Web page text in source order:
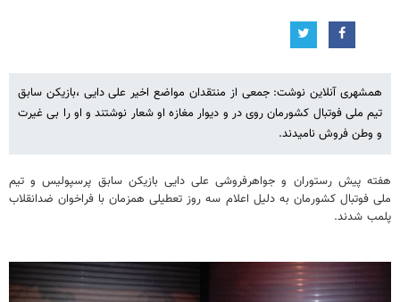
همشهری آنلاین نوشت: جمعی از منتقدان مواضع اخیر علی دایی ،بازیکن سابق
تیم ملی فوتبال کشورمان روی در و دیوار مغازه او شعار نوشتند و او را بی غیرت
و وطن فروش نامیدند.
هفته پیش رستوران و جواهرفروشی علی دایی بازیکن سابق پرسپولیس و تیم
ملی فوتبال کشورمان به دلیل اعلام سه روز تعطیلی همزمان با فراخوان ضدانقلاب
پلمب شدند.